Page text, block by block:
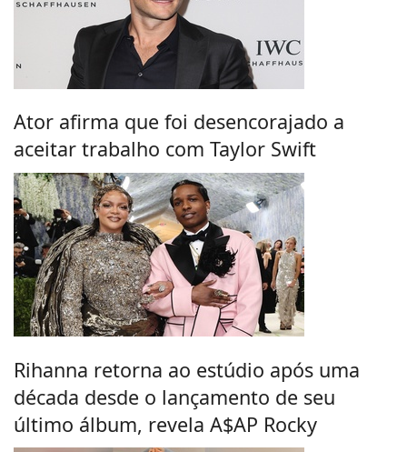
Ator afirma que foi desencorajado a
aceitar trabalho com Taylor Swift
Rihanna retorna ao estúdio após uma
década desde o lançamento de seu
último álbum, revela A$AP Rocky